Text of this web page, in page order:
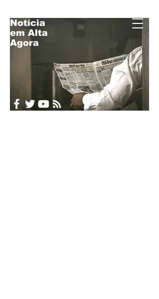
Notícia
em Alta
Agora